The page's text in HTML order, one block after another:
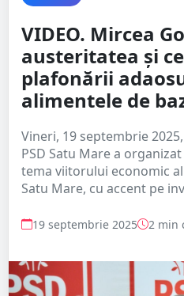
VIDEO. Mircea
austeritatea și
plafonării
alimentele de
Vineri, 19 septembrie
PSD Satu Mare a
tema viitorului economic
Satu Mare, cu accent pe
19 septembrie 2025 2 min